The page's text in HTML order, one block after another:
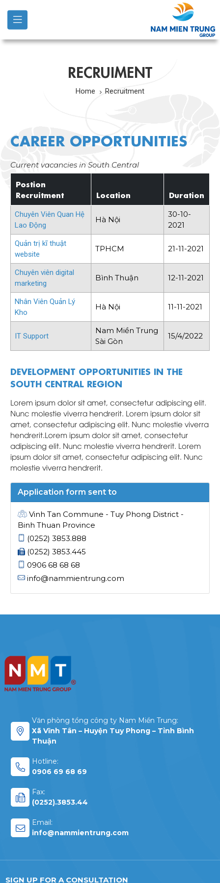
RECRUIMENT
Home Recruitment
CAREER OPPORTUNITIES
Current vacancies in South Central
Postion
Recruitment
Location Duration
Chuyên Viên Quan Hệ
Lao Động
Hà Nội
30-10-
2021
Quản trị kĩ thuật
website
TPHCM 21-11-2021
Chuyên viên digital
marketing
Bình Thuận 12-11-2021
Nhân Viên Quản Lý
Kho
Hà Nội 11-11-2021
IT Support
Nam Miền Trung
Sài Gòn
15/4/2022
DEVELOPMENT OPPORTUNITIES IN THE
SOUTH CENTRAL REGION
Lorem ipsum dolor sit amet, consectetur adipiscing elit.
Nunc molestie viverra hendrerit. Lorem ipsum dolor sit
amet, consectetur adipiscing elit. Nunc molestie viverra
hendrerit.Lorem ipsum dolor sit amet, consectetur
adipiscing elit. Nunc molestie viverra hendrerit. Lorem
ipsum dolor sit amet, consectetur adipiscing elit. Nunc
molestie viverra hendrerit.
Application form sent to
Vinh Tan Commune - Tuy Phong District -
Binh Thuan Province
(0252) 3853.888
(0252) 3853.445
0906 68 68 68
info@nammientrung.com
Văn phòng tổng công ty Nam Miền Trung:
Xã Vĩnh Tân – Huyện Tuy Phong – Tỉnh Bình
Thuận
Hotline:
0906 69 68 69
Fax:
(0252).3853.44
Email:
info@nammientrung.com
SIGN UP FOR A CONSULTATION